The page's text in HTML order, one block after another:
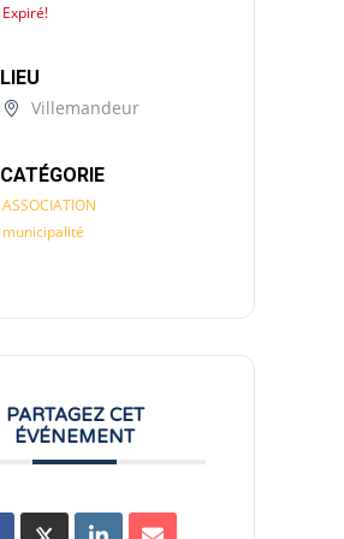
Expiré!
LIEU
Villemandeur
CATÉGORIE
ASSOCIATION
municipalité
PARTAGEZ CET
ÉVÉNEMENT